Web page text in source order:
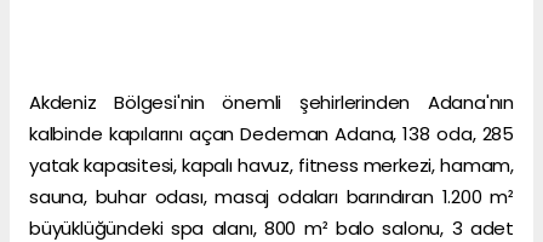
Akdeniz Bölgesi'nin önemli şehirlerinden Adana'nın
kalbinde kapılarını açan Dedeman Adana, 138 oda, 285
yatak kapasitesi, kapalı havuz, fitness merkezi, hamam,
sauna, buhar odası, masaj odaları barındıran 1.200 m²
büyüklüğündeki spa alanı, 800 m² balo salonu, 3 adet